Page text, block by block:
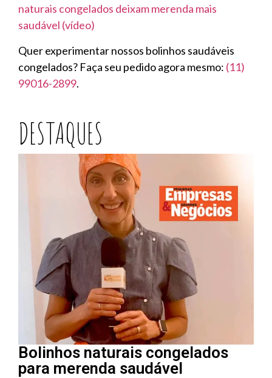
naturais congelados deixam merenda mais
saudável (vídeo)
Quer experimentar nossos bolinhos saudáveis
congelados? Faça seu pedido agora mesmo: (11)
99016-2899.
DESTAQUES
Bolinhos naturais congelados
para merenda saudável